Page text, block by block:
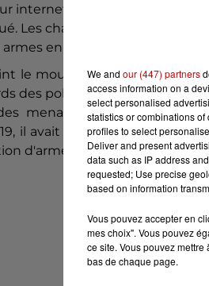
internet : l'homme arrêté
Les charges retenues contre
armes en lien avec une
le mouvement des gilets
des policiers sur les réseaux
menaces à l'encontre de
il avait été condamné en
d'arme sans autorisation.
We and our (447) partners
access information on a
select personalised
statistics or combinations
profiles to select
Deliver and present
data such as IP address
requested; Use precise
based on information
Vous pouvez accepter en
mes choix". Vous pouvez
ce site. Vous pouvez
bas de chaque page.